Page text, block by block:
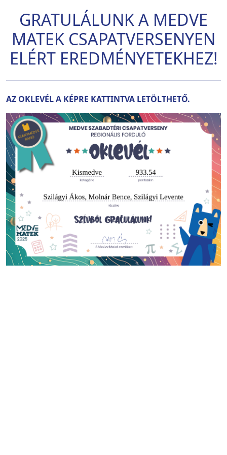
GRATULÁLUNK A MEDVE
MATEK CSAPATVERSENYEN
ELÉRT EREDMÉNYETEKHEZ!
AZ OKLEVÉL A KÉPRE KATTINTVA LETÖLTHETŐ.